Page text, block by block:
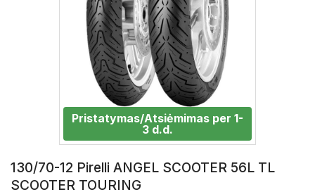
Pristatymas/Atsiėmimas per 1-
3 d.d.
130/70-12 Pirelli ANGEL SCOOTER 56L TL
SCOOTER TOURING